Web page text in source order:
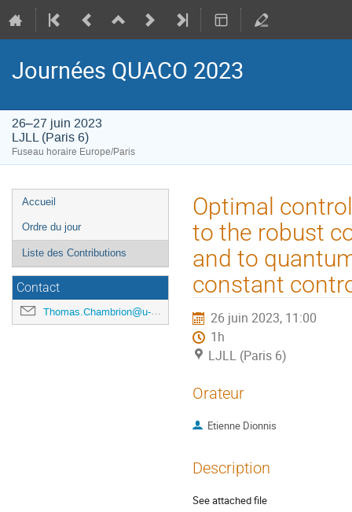
Journées QUACO 2023
26–27 juin 2023
LJLL (Paris 6)
Fuseau horaire Europe/Paris
Menu
de
l'événement
Accueil
Ordre du jour
Liste des Contributions
Contact
Thomas.Chambrion@u-bourgogne.fr
Optimal
to the robust
and to
constant
26 juin 2023, 11:00
1h
LJLL (Paris 6)
Orateur
Etienne Dionnis
Description
See attached file